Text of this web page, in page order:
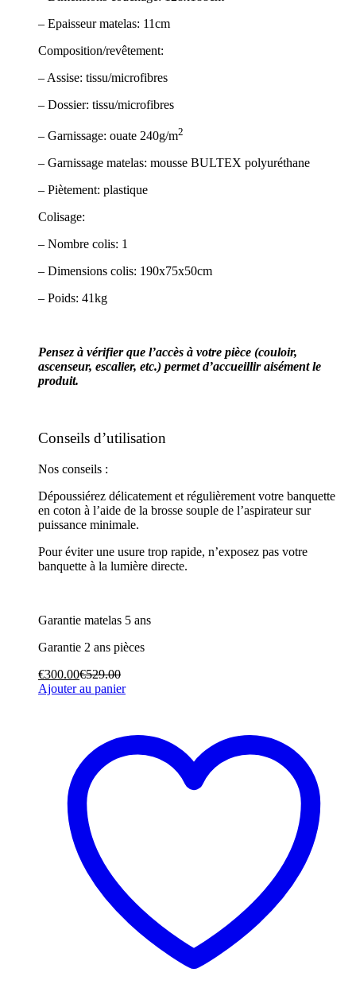
– Epaisseur matelas: 11cm
Composition/revêtement:
– Assise: tissu/microfibres
– Dossier: tissu/microfibres
– Garnissage: ouate 240g/m2
– Garnissage matelas: mousse BULTEX polyuréthane
– Piètement: plastique
Colisage:
– Nombre colis: 1
– Dimensions colis: 190x75x50cm
– Poids: 41kg
Pensez à vérifier que l’accès à votre pièce (couloir,
ascenseur, escalier, etc.) permet d’accueillir aisément le
produit.
Conseils d’utilisation
Nos conseils :
Dépoussiérez délicatement et régulièrement votre banquette
en coton à l’aide de la brosse souple de l’aspirateur sur
puissance minimale.
Pour éviter une usure trop rapide, n’exposez pas votre
banquette à la lumière directe.
Garantie matelas 5 ans
Garantie 2 ans pièces
€300.00€529.00
Ajouter au panier